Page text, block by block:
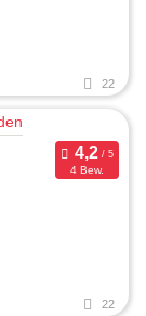
22
4 Bew.
22